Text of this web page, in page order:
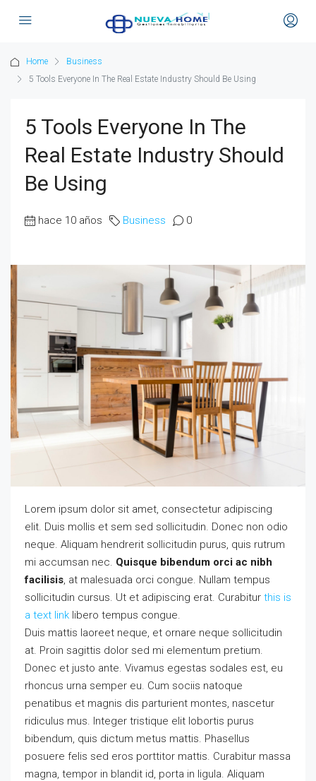
Home
Business
5 Tools Everyone In The Real Estate Industry Should Be Using
5 Tools Everyone In The
Real Estate Industry Should
Be Using
hace 10 años Business 0
Lorem ipsum dolor sit amet, consectetur adipiscing
elit. Duis mollis et sem sed sollicitudin. Donec non odio
neque. Aliquam hendrerit sollicitudin purus, quis rutrum
mi accumsan nec. Quisque bibendum orci ac nibh
facilisis , at malesuada orci congue. Nullam tempus
sollicitudin cursus. Ut et adipiscing erat. Curabitur this is
a text link libero tempus congue.
Duis mattis laoreet neque, et ornare neque sollicitudin
at. Proin sagittis dolor sed mi elementum pretium.
Donec et justo ante. Vivamus egestas sodales est, eu
rhoncus urna semper eu. Cum sociis natoque
penatibus et magnis dis parturient montes, nascetur
ridiculus mus. Integer tristique elit lobortis purus
bibendum, quis dictum metus mattis. Phasellus
posuere felis sed eros porttitor mattis. Curabitur massa
magna, tempor in blandit id, porta in ligula. Aliquam